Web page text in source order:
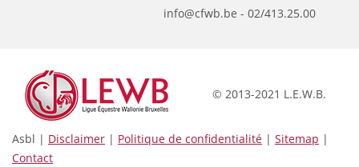
info@cfwb.be - 02/413.25.00
© 2013-2021 L.E.W.B.
Asbl | Disclaimer | Politique de confidentialité | Sitemap |
Contact